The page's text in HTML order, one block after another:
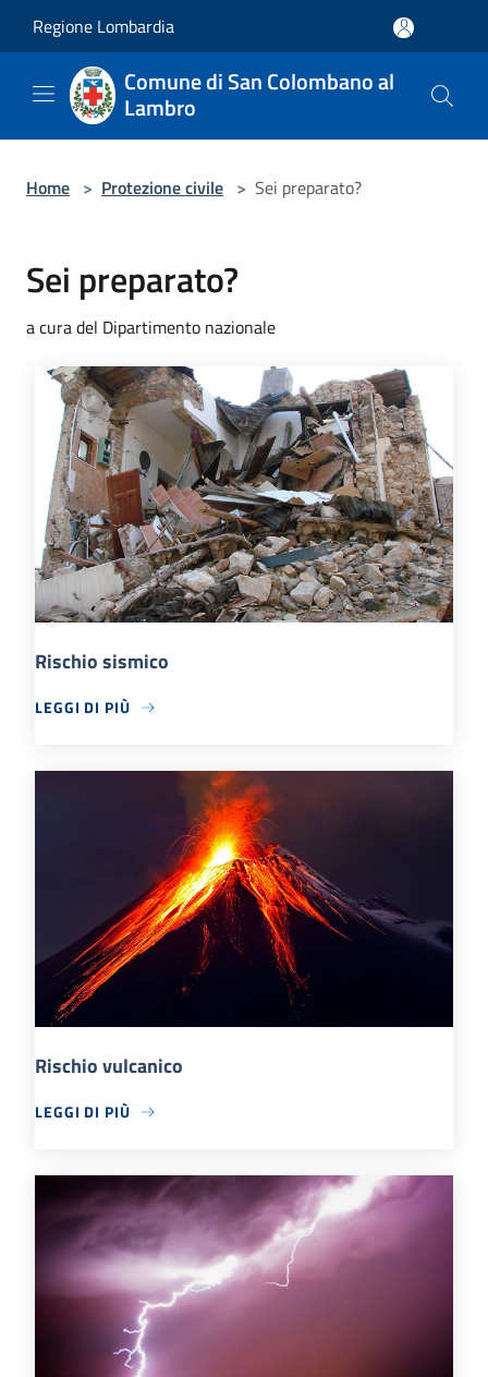
Regione Lombardia
Comune di San Colombano al
Lambro
Home > Protezione civile > Sei preparato?
Sei preparato?
a cura del Dipartimento nazionale
Rischio sismico
LEGGI DI PIÙ
Rischio vulcanico
LEGGI DI PIÙ